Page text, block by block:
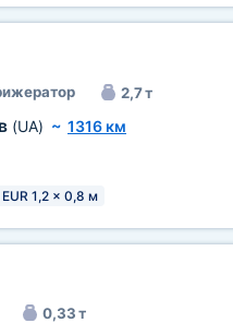
2,7 т
(UA) ~ 1316 км
1,2 x 0,8 м
0,33 т